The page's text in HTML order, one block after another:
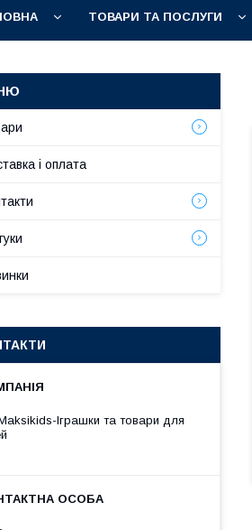
ТОВАРИ ТА ПОСЛУГИ
і оплата
Іграшки та товари для